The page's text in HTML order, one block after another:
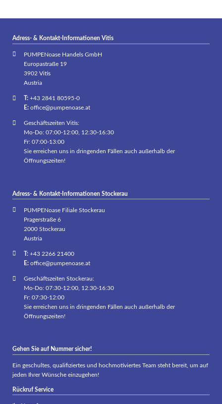
Adress- & Kontakt-Informationen Vitis
PUMPENoase Handels GmbH
Europastraße 19
3902 Vitis
Austria
T:+43 2841 80595-0
E: office@pumpenoase.at
Geschäftszeiten Vitis:
Mo-Do: 07:00-12:00, 12:30-16:30
Fr: 07:00-13:00
Sie erreichen uns in dringenden Fällen auch außerhalb der
Öffnungszeiten!
Adress- & Kontakt-Informationen Stockerau
PUMPENoase Filiale Stockerau
Pragerstraße 6
2000 Stockerau
Austria
T:+43 2266 21400
E: office@pumpenoase.at
Geschäftszeiten Stockerau:
Mo-Do: 07:30-12:00, 12:30-16:30
Fr: 07:30-12:00
Sie erreichen uns in dringenden Fällen auch außerhalb der
Öffnungszeiten!
Gehen Sie auf Nummer sicher!
Ein geschultes, qualifiziertes und hochmotiviertes Team steht bereit, um auf
jeden Ihrer Wünsche einzugehen!
Rückruf Service